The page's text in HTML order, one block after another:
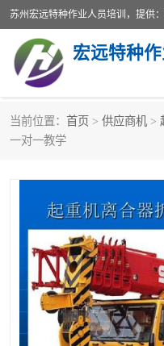
当前位置： 首页 > 供应商机 >
一对一教学
叉车培训
电工培训
电梯培训
叉车上牌出租
叉车工培训学校
学叉车培训技巧